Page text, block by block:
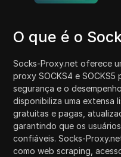
O que é o
Socks-Proxy.net oferece
proxy SOCKS4 e
segurança e o
disponibiliza uma extensa
gratuitas e pagas,
garantindo que os
confiáveis. Socks-
como web scraping,